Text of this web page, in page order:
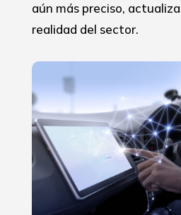
aún más preciso,
realidad del sector.